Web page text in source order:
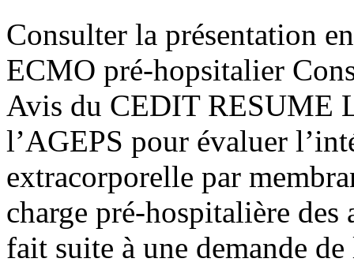
Consulter la présentation
ECMO pré-hopsitalier
Avis du CEDIT RESUME
l’AGEPS pour évaluer
extracorporelle par
charge pré-hospitalière des
fait suite à une demande